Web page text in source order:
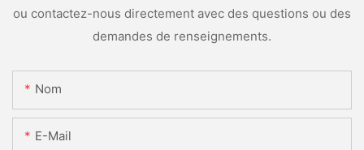
ou contactez-nous directement avec des questions ou des
demandes de renseignements.
Nom
E-Mail